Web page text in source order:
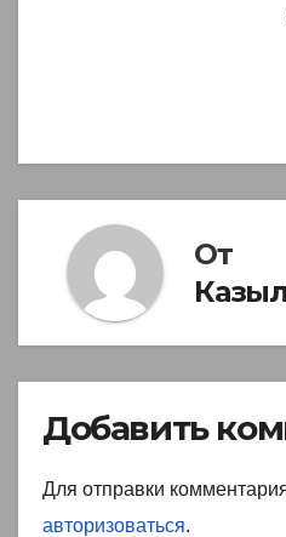
От
Добавить
Для отправки
авторизоваться.